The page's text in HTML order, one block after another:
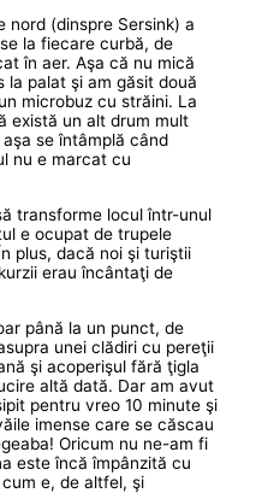
nord (dinspre Sersink) a
la fiecare curbă, de
în aer. Aşa că nu mică
la palat şi am găsit două
microbuz cu străini. La
există un alt drum mult
se întâmplă când
nu e marcat cu
transforme locul într-unul
e ocupat de trupele
plus, dacă noi şi turiştii
erau încântaţi de
până la un punct, de
unei clădiri cu pereţii
şi acoperişul fără ţigla
altă dată. Dar am avut
pentru vreo 10 minute şi
imense care se căscau
Oricum nu ne-am fi
este încă împânzită cu
e, de altfel, şi